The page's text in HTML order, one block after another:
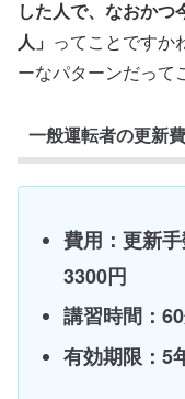
した人で、なおかつ
人」
ってことですか
ーなパターンだって
一般運転者の更新
費用：更新
3300円
講習時間：
有効期限：5